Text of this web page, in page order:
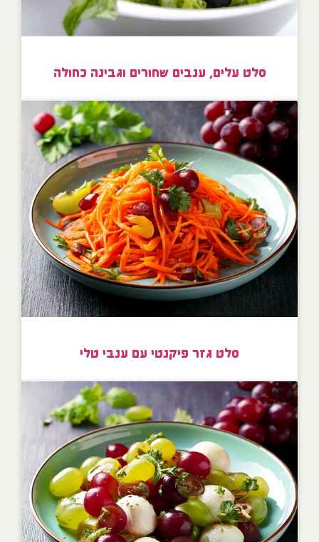
סלט עלים, ענבים שחורים וגבינה כחולה
סלט גזר פיקנטי עם ענבי טלי